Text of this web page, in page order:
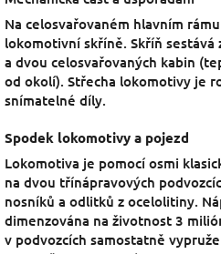
Na celosvařovaném hlavním
lokomotivní skříně. Skříň sestává
a dvou celosvařovaných kabin
od okolí). Střecha lokomotivy je
snímatelné díly.
Spodek lokomotivy a pojezd
Lokomotiva je pomocí osmi
na dvou třínápravových
nosníků a odlitků z ocelolitiny.
dimenzována na životnost 3
v podvozcích samostatně